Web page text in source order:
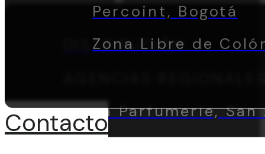
DISTRIBUCIÓN
La Parfumerie,
Percoint, Bogotá
Percoint, Bogotá
Zona Libre de
Contacto